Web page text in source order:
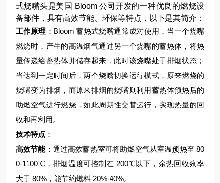
式烧嘴头是美国 Bloom 公司开发的一种优良的燃烧设
备部件，具有高效节能、环保等特点，以下是其简介：
工作原理 ：Bloom 蓄热式烧嘴通常成对使用，当一个烧嘴
燃烧时，产生的高温烟气通过另一个烧嘴的蓄热体，将热
量传递给蓄热体并储存起来，此时该烧嘴处于排烟状态；
当达到一定时间后，两个烧嘴切换运行模式，原来燃烧的
烧嘴变为排烟，而原来排烟的烧嘴则利用蓄热体预热后的
助燃空气进行燃烧，如此周期性交替运行，实现热量的回
收和再利用。
技术特点 ：
高效节能：通过高效蓄热室可将助燃空气从室温预热至 80
0-1100℃，排烟温度可控制在 200℃以下，余热回收效率
大于 80%，能节约燃料 20%-40%。